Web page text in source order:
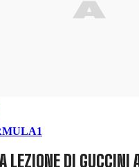
LEZIONE DI GUCCINI